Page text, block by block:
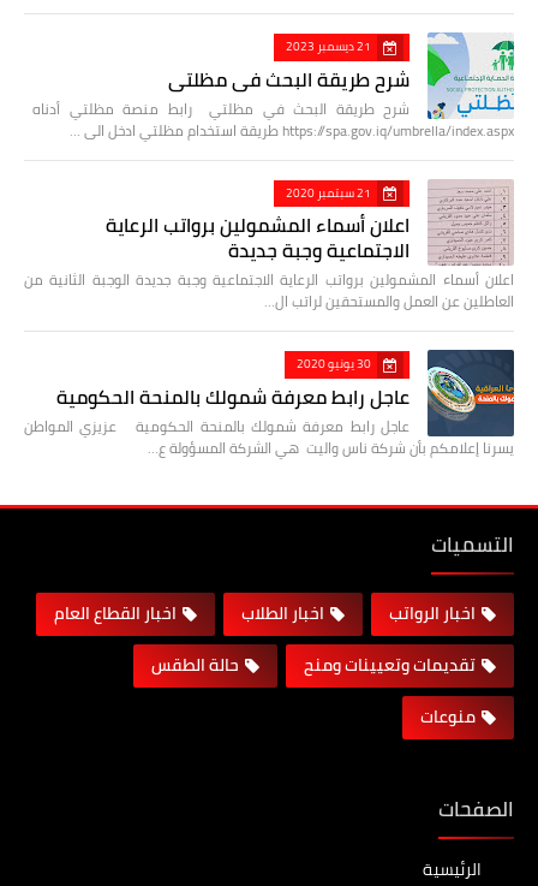
21 ديسمبر 2023
شرح طريقة البحث في مظلتي
شرح طريقة البحث في مظلتي رابط منصة مظلتي أدناه
https://spa.gov.iq/umbrella/index.aspx طريقة استخدام مظلتي ادخل الى …
21 سبتمبر 2020
اعلان أسماء المشمولين برواتب الرعاية
الاجتماعية وجبة جديدة
اعلان أسماء المشمولين برواتب الرعاية الاجتماعية وجبة جديدة الوجبة الثانية من
العاطلين عن العمل والمستحقين لراتب ال…
30 يونيو 2020
عاجل رابط معرفة شمولك بالمنحة الحكومية
عاجل رابط معرفة شمولك بالمنحة الحكومية عزيزي المواطن
يسرنا إعلامكم بأن شركة ناس واليت هي الشركة المسؤولة ع…
التسميات
اخبار الرواتب اخبار الطلاب
اخبار القطاع العام
تقديمات وتعيينات ومنح
حالة الطقس
منوعات
الصفحات
الرئيسية